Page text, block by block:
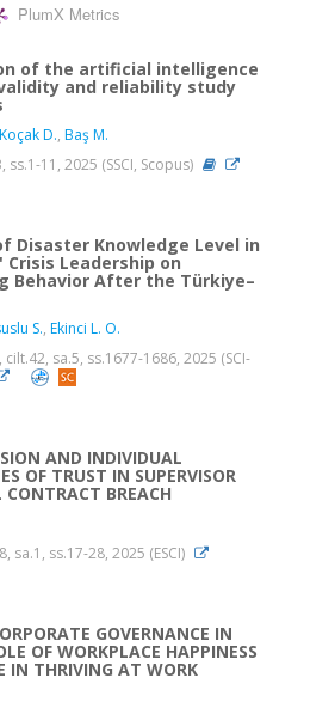
PlumX Metrics
of the artificial intelligence
and reliability study
Koçak D., Baş M.
ss.1-11, 2025 (SSCI, Scopus)
Disaster Knowledge Level in
Leadership on
Behavior After the Türkiye–
S., Ekinci L. O.
, cilt.42, sa.5, ss.1677-1686, 2025 (SCI-
AND INDIVIDUAL
OF TRUST IN SUPERVISOR
BREACH
sa.1, ss.17-28, 2025 (ESCI)
GOVERNANCE IN
OF WORKPLACE HAPPINESS
IN THRIVING AT WORK